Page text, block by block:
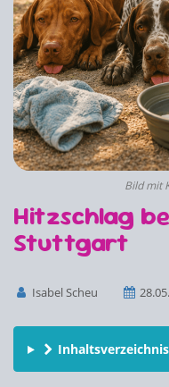
Bild mit
Hitzschlag
Stuttgart
Isabel Scheu
Inhaltsverzeichnis